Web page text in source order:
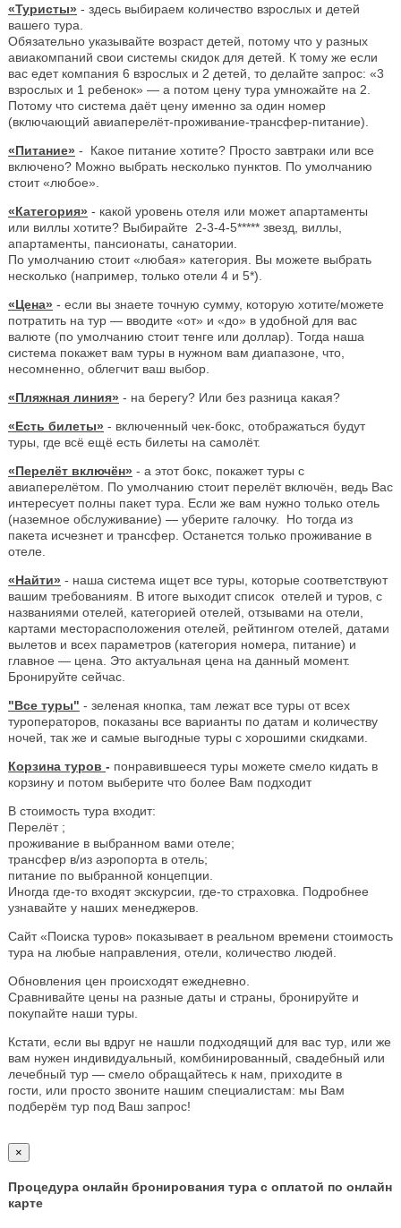
«Туристы» - здесь выбираем количество взрослых и детей
вашего тура.
Обязательно указывайте возраст детей, потому что у разных
авиакомпаний свои системы скидок для детей. К тому же если
вас едет компания 6 взрослых и 2 детей, то делайте запрос: «3
взрослых и 1 ребенок» — а потом цену тура умножайте на 2.
Потому что система даёт цену именно за один номер
(включающий авиаперелёт-проживание-трансфер-питание).
«Питание» - Какое питание хотите? Просто завтраки или все
включено? Можно выбрать несколько пунктов. По умолчанию
стоит «любое».
«Категория» - какой уровень отеля или может апартаменты
или виллы хотите? Выбирайте 2-3-4-5***** звезд, виллы,
апартаменты, пансионаты, санатории.
По умолчанию стоит «любая» категория. Вы можете выбрать
несколько (например, только отели 4 и 5*).
«Цена» - если вы знаете точную сумму, которую хотите/можете
потратить на тур — вводите «от» и «до» в удобной для вас
валюте (по умолчанию стоит тенге или доллар). Тогда наша
система покажет вам туры в нужном вам диапазоне, что,
несомненно, облегчит ваш выбор.
«Пляжная линия» - на берегу? Или без разница какая?
«Есть билеты» - включенный чек-бокс, отображаться будут
туры, где всё ещё есть билеты на самолёт.
«Перелёт включён» - а этот бокс, покажет туры с
авиаперелётом. По умолчанию стоит перелёт включён, ведь Вас
интересует полны пакет тура. Если же вам нужно только отель
(наземное обслуживание) — уберите галочку. Но тогда из
пакета исчезнет и трансфер. Останется только проживание в
отеле.
«Найти» - наша система ищет все туры, которые соответствуют
вашим требованиям. В итоге выходит список отелей и туров, с
названиями отелей, категорией отелей, отзывами на отели,
картами месторасположения отелей, рейтингом отелей, датами
вылетов и всех параметров (категория номера, питание) и
главное — цена. Это актуальная цена на данный момент.
Бронируйте сейчас.
"Все туры" - зеленая кнопка, там лежат все туры от всех
туроператоров, показаны все варианты по датам и количеству
ночей, так же и самые выгодные туры с хорошими скидками.
Корзина туров - понравившееся туры можете смело кидать в
корзину и потом выберите что более Вам подходит
В стоимость тура входит:
Перелёт ;
проживание в выбранном вами отеле;
трансфер в/из аэропорта в отель;
питание по выбранной концепции.
Иногда где-то входят экскурсии, где-то страховка. Подробнее
узнавайте у наших менеджеров.
Сайт «Поиска туров» показывает в реальном времени стоимость
тура на любые направления, отели, количество людей.
Обновления цен происходят ежедневно.
Сравнивайте цены на разные даты и страны, бронируйте и
покупайте наши туры.
Кстати, если вы вдруг не нашли подходящий для вас тур, или же
вам нужен индивидуальный, комбинированный, свадебный или
лечебный тур — смело обращайтесь к нам, приходите в
гости, или просто звоните нашим специалистам: мы Вам
подберём тур под Ваш запрос!
×
Процедура онлайн бронирования тура с оплатой по онлайн
карте